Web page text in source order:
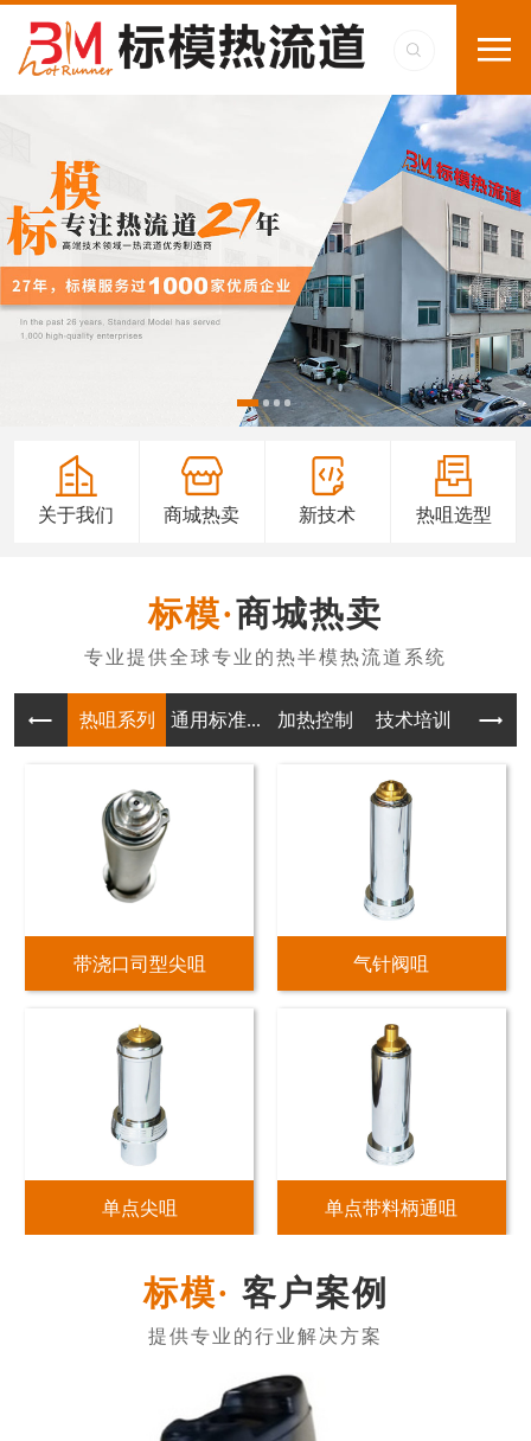
关于我们 商城热卖 新技术 热咀选型
商城热卖
热咀系列 通用标准... 加热控制 技术培训
带浇口司型尖咀 气针阀咀
单点尖咀 单点带料柄通咀
客户案例